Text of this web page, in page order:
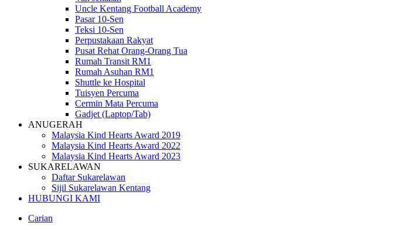
Uncle Kentang Football Academy
Pasar 10-Sen
Teksi 10-Sen
Perpustakaan Rakyat
Pusat Rehat Orang-Orang Tua
Rumah Transit RM1
Rumah Asuhan RM1
Shuttle ke Hospital
Tuisyen Percuma
Cermin Mata Percuma
Gadjet (Laptop/Tab)
ANUGERAH
Malaysia Kind Hearts Award 2019
Malaysia Kind Hearts Award 2022
Malaysia Kind Hearts Award 2023
SUKARELAWAN
Daftar Sukarelawan
Sijil Sukarelawan Kentang
HUBUNGI KAMI
Carian